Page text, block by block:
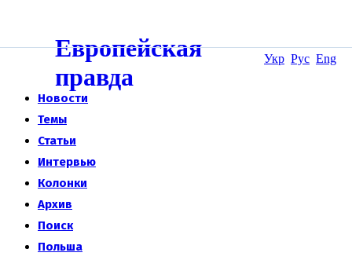
Укр Рус Eng
Европейская
правда
Новости
Темы
Статьи
Интервью
Колонки
Архив
Поиск
Польша